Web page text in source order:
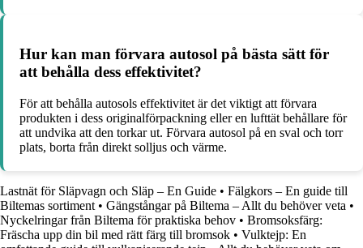
Hur kan man förvara autosol på bästa sätt för
att behålla dess effektivitet?
För att behålla autosols effektivitet är det viktigt att förvara
produkten i dess originalförpackning eller en lufttät behållare för
att undvika att den torkar ut. Förvara autosol på en sval och torr
plats, borta från direkt solljus och värme.
Lastnät för Släpvagn och Släp – En Guide • Fälgkors – En guide till
Biltemas sortiment • Gängstångar på Biltema – Allt du behöver veta •
Nyckelringar från Biltema för praktiska behov • Bromsoksfärg:
Fräscha upp din bil med rätt färg till bromsok • Vulktejp: En